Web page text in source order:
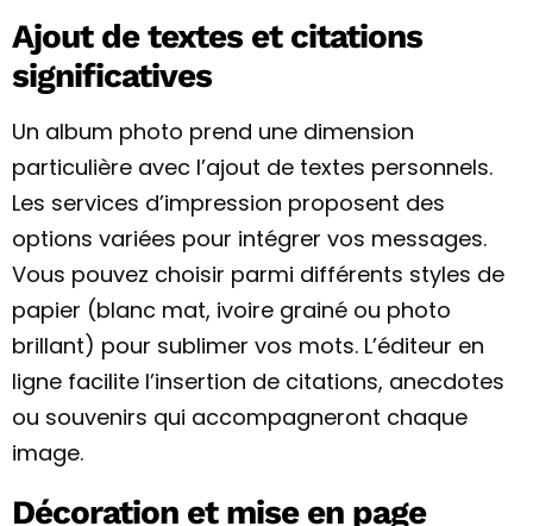
Ajout de textes et citations
significatives
Un album photo prend une dimension
particulière avec l’ajout de textes personnels.
Les services d’impression proposent des
options variées pour intégrer vos messages.
Vous pouvez choisir parmi différents styles de
papier (blanc mat, ivoire grainé ou photo
brillant) pour sublimer vos mots. L’éditeur en
ligne facilite l’insertion de citations, anecdotes
ou souvenirs qui accompagneront chaque
image.
Décoration et mise en page